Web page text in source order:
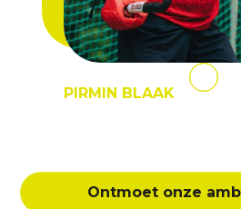
PIRMIN BLAAK
Ontmoet onze